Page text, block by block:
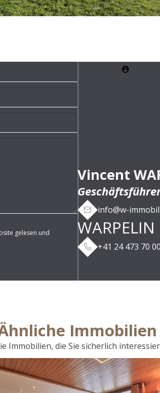
gelesen und
Vincent
info@w-
+41 24 473 70 00
Immobilien
Immobilien, die Sie sicherlich